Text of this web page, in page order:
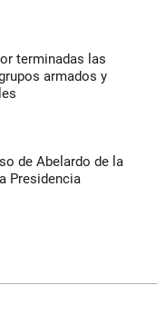
terminadas las
armados y
de Abelardo de la
Presidencia